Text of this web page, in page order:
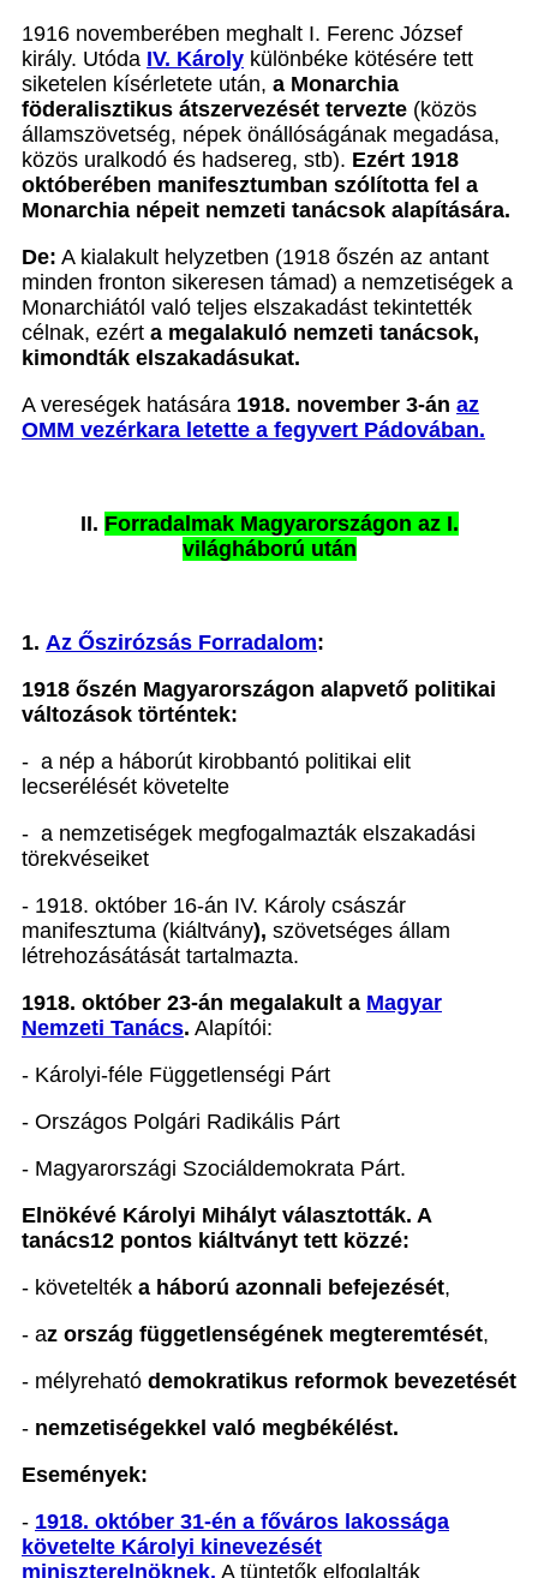
1916 novemberében meghalt I. Ferenc József
király. Utóda IV. Károly különbéke kötésére tett
siketelen kísérletete után, a Monarchia
föderalisztikus átszervezését tervezte (közös
államszövetség, népek önállóságának megadása,
közös uralkodó és hadsereg, stb). Ezért 1918
októberében manifesztumban szólította fel a
Monarchia népeit nemzeti tanácsok alapítására.
De: A kialakult helyzetben (1918 őszén az antant
minden fronton sikeresen támad) a nemzetiségek a
Monarchiától való teljes elszakadást tekintették
célnak, ezért a megalakuló nemzeti tanácsok,
kimondták elszakadásukat.
A vereségek hatására 1918. november 3-án az
OMM vezérkara letette a fegyvert Pádovában.
II. Forradalmak Magyarországon az I.
világháború után
1. Az Őszirózsás Forradalom:
1918 őszén Magyarországon alapvető politikai
változások történtek:
- a nép a háborút kirobbantó politikai elit
lecserélését követelte
- a nemzetiségek megfogalmazták elszakadási
törekvéseiket
- 1918. október 16-án IV. Károly császár
manifesztuma (kiáltvány), szövetséges állam
létrehozásátását tartalmazta.
1918. október 23-án megalakult a Magyar
Nemzeti Tanács. Alapítói:
- Károlyi-féle Függetlenségi Párt
- Országos Polgári Radikális Párt
- Magyarországi Szociáldemokrata Párt.
Elnökévé Károlyi Mihályt választották. A
tanács12 pontos kiáltványt tett közzé:
- követelték a háború azonnali befejezését,
- az ország függetlenségének megteremtését,
- mélyreható demokratikus reformok bevezetését
- nemzetiségekkel való megbékélést.
Események:
- 1918. október 31-én a főváros lakossága
követelte Károlyi kinevezését
miniszterelnöknek. A tüntetők elfoglalták